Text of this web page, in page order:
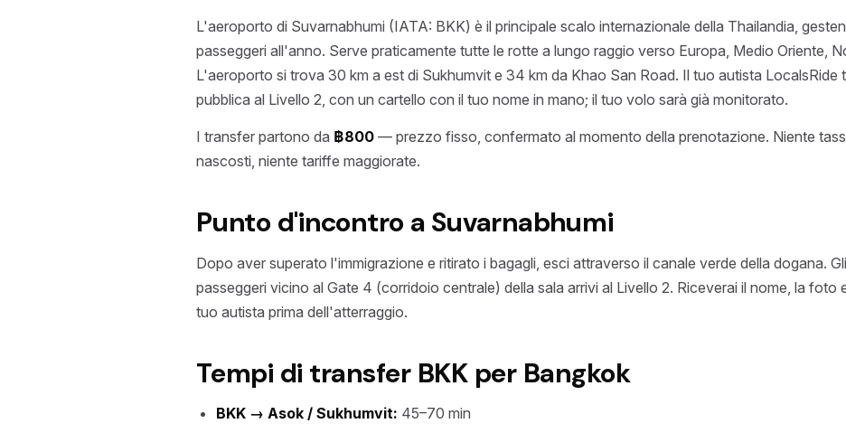
L'aeroporto di Suvarnabhumi (IATA: BKK) è il principale scalo internazionale della Thailandia,
passeggeri all'anno. Serve praticamente tutte le rotte a lungo raggio verso Europa, Medio Oriente,
L'aeroporto si trova 30 km a est di Sukhumvit e 34 km da Khao San Road. Il tuo autista LocalsRide
pubblica al Livello 2, con un cartello con il tuo nome in mano; il tuo volo sarà già monitorato.
I transfer partono da ฿800 — prezzo fisso, confermato al momento della prenotazione. Niente
nascosti, niente tariffe maggiorate.
Punto d'incontro a Suvarnabhumi
Dopo aver superato l'immigrazione e ritirato i bagagli, esci attraverso il canale verde della dogana.
passeggeri vicino al Gate 4 (corridoio centrale) della sala arrivi al Livello 2. Riceverai il nome, la foto
tuo autista prima dell'atterraggio.
Tempi di transfer BKK per Bangkok
BKK → Asok / Sukhumvit: 45–70 min